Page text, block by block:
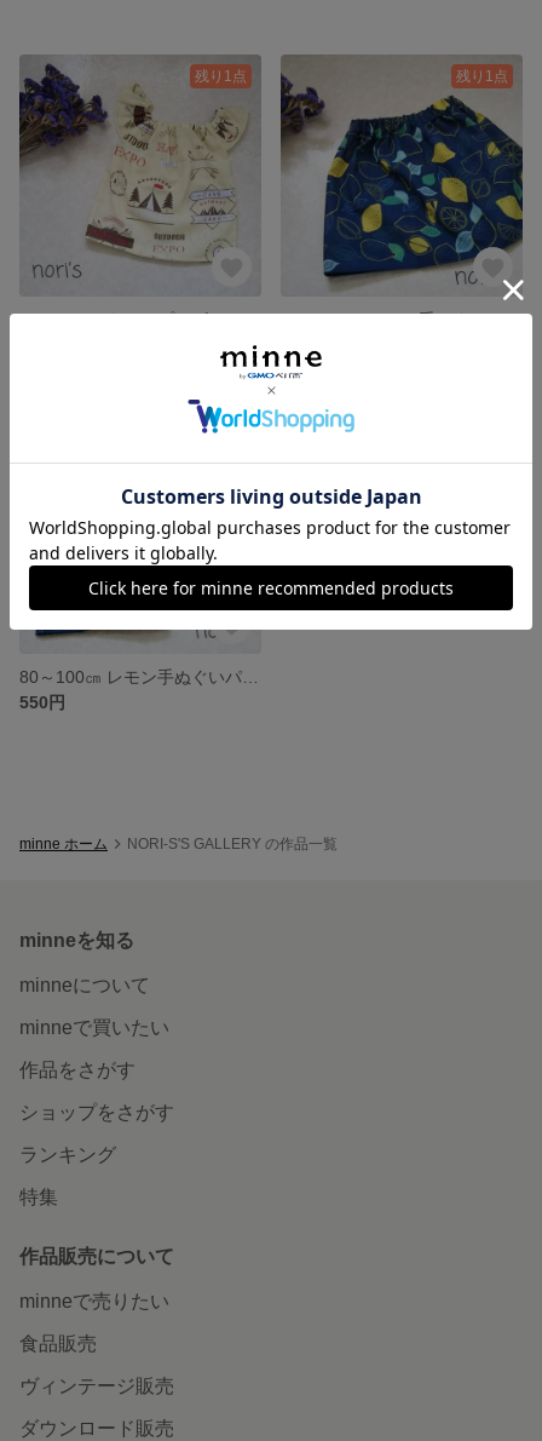
残り1点
70～100㎝ キャンプロゴ チュニック
残り1点
80～100㎝ レモン手ぬぐいスカート
残り1点
550円
minne ホーム NORI-S'S GALLERY の作品一覧
minneを知る
minneについて
minneで買いたい
作品をさがす
ショップをさがす
ランキング
特集
作品販売について
minneで売りたい
食品販売
ヴィンテージ販売
ダウンロード販売